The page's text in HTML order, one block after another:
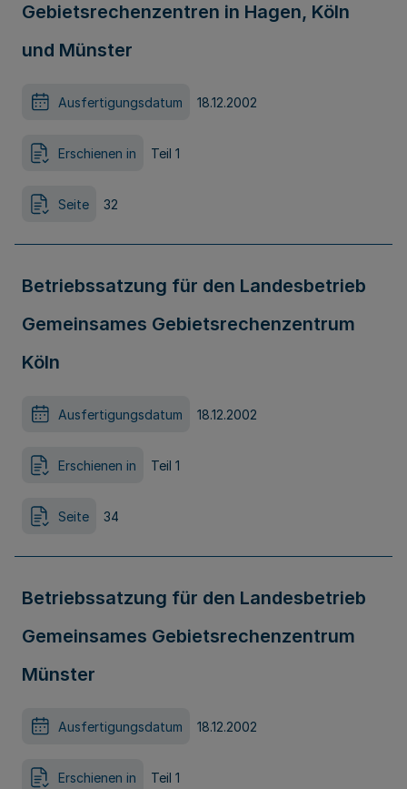
Gebietsrechenzentren in Hagen, Köln
und Münster
Ausfertigungsdatum 18.12.2002
Erschienen in Teil 1
Seite 32
Betriebssatzung für den Landesbetrieb
Gemeinsames Gebietsrechenzentrum
Köln
Ausfertigungsdatum 18.12.2002
Erschienen in Teil 1
Seite 34
Betriebssatzung für den Landesbetrieb
Gemeinsames Gebietsrechenzentrum
Münster
Ausfertigungsdatum 18.12.2002
Erschienen in Teil 1